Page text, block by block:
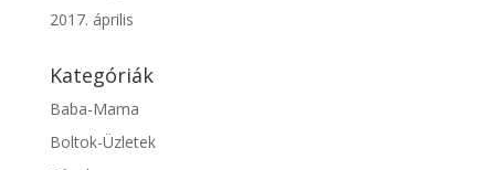
2017. április
Kategóriák
Baba-Mama
Boltok-Üzletek